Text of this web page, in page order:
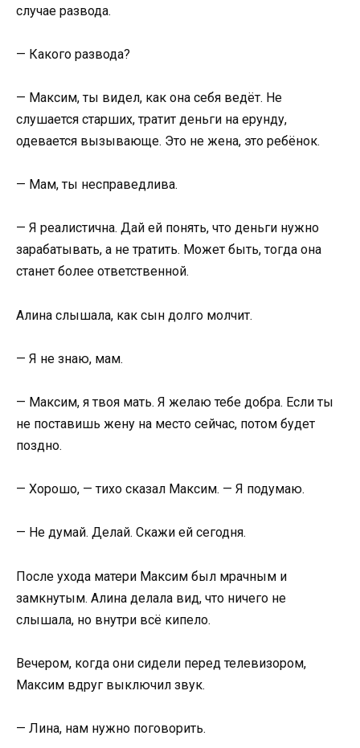
случае развода.
— Какого развода?
— Максим, ты видел, как она себя ведёт. Не
слушается старших, тратит деньги на ерунду,
одевается вызывающе. Это не жена, это ребёнок.
— Мам, ты несправедлива.
— Я реалистична. Дай ей понять, что деньги нужно
зарабатывать, а не тратить. Может быть, тогда она
станет более ответственной.
Алина слышала, как сын долго молчит.
— Я не знаю, мам.
— Максим, я твоя мать. Я желаю тебе добра. Если ты
не поставишь жену на место сейчас, потом будет
поздно.
— Хорошо, — тихо сказал Максим. — Я подумаю.
— Не думай. Делай. Скажи ей сегодня.
После ухода матери Максим был мрачным и
замкнутым. Алина делала вид, что ничего не
слышала, но внутри всё кипело.
Вечером, когда они сидели перед телевизором,
Максим вдруг выключил звук.
— Лина, нам нужно поговорить.